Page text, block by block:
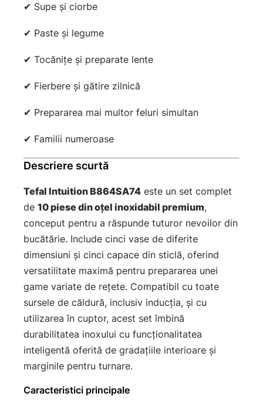
✔ Supe și ciorbe
✔ Paste și legume
✔ Tocănițe și preparate lente
✔ Fierbere și gătire zilnică
✔ Prepararea mai multor feluri simultan
✔ Familii numeroase
Descriere scurtă
Tefal Intuition B864SA74 este un set complet
de 10 piese din oțel inoxidabil premium,
conceput pentru a răspunde tuturor nevoilor din
bucătărie. Include cinci vase de diferite
dimensiuni și cinci capace din sticlă, oferind
versatilitate maximă pentru prepararea unei
game variate de rețete. Compatibil cu toate
sursele de căldură, inclusiv inducția, și cu
utilizarea în cuptor, acest set îmbină
durabilitatea inoxului cu funcționalitatea
inteligentă oferită de gradațiile interioare și
marginile pentru turnare.
Caracteristici principale